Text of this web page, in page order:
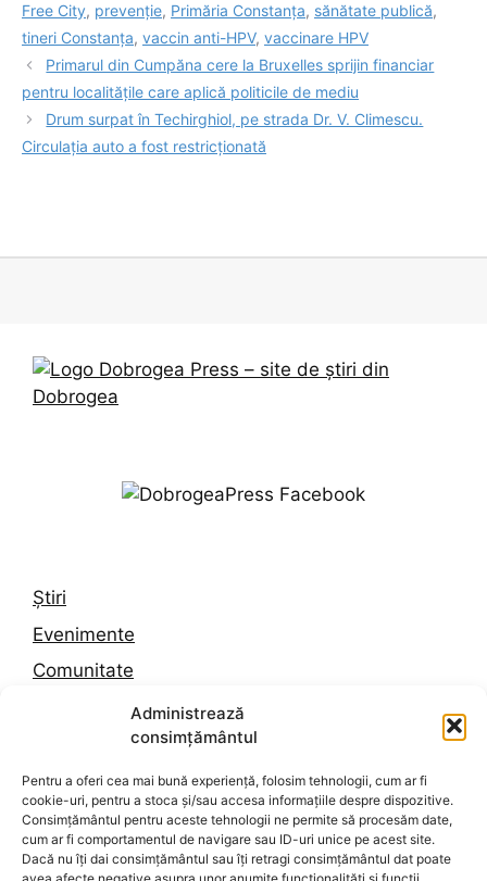
Administrează
consimțământul
Pentru a oferi cea mai bună experiență, folosim tehnologii, cum ar fi
cookie-uri, pentru a stoca și/sau accesa informațiile despre dispozitive.
Consimțământul pentru aceste tehnologii ne permite să procesăm date,
cum ar fi comportamentul de navigare sau ID-uri unice pe acest site.
Dacă nu îți dai consimțământul sau îți retragi consimțământul dat poate
Free City, prevenție, Primăria Constanța, sănătate publică,
tineri Constanța, vaccin anti-HPV, vaccinare HPV
Primarul din Cumpăna cere la Bruxelles sprijin financiar
pentru localitățile care aplică politicile de mediu
Drum surpat în Techirghiol, pe strada Dr. V. Climescu.
Circulația auto a fost restricționată
Știri
Evenimente
Comunitate
Vremea în Constanța
Despre noi
Contact